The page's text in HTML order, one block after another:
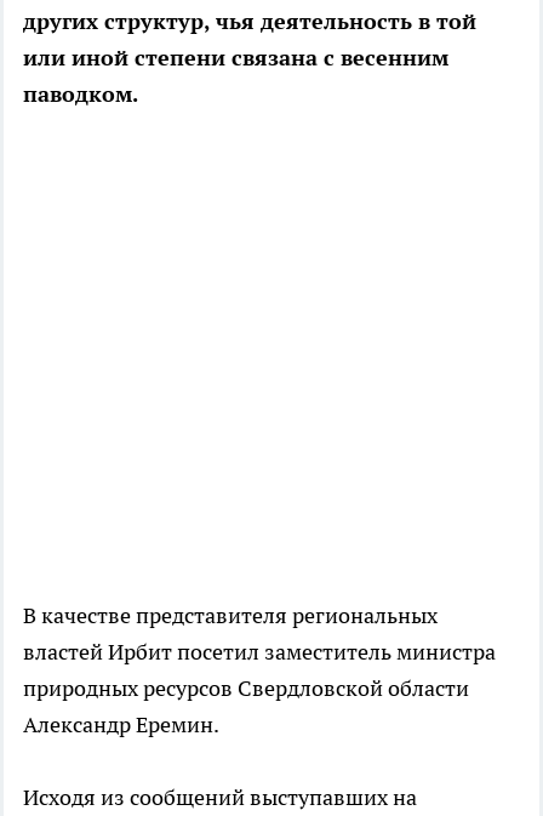
других структур, чья деятельность в той
или иной степени связана с весенним
паводком.
В качестве представителя региональных
властей Ирбит посетил заместитель министра
природных ресурсов Свердловской области
Александр Еремин.
Исходя из сообщений выступавших на